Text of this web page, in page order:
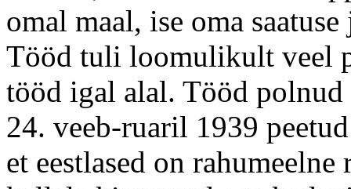
omal maal, ise oma
Tööd tuli loomulikult veel
tööd igal alal. Tööd polnud
24. veeb-ruaril 1939
et eestlased on